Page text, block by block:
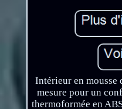
Intérieur en mousse
mesure pour un
thermoformée en